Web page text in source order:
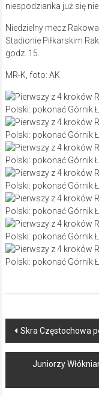
niespodzianka już się nie
Niedzielny mecz
Stadionie Piłkarskim
godz. 15.
MR-K, foto: AK
Post
navigation
Skra Częstochowa
Juniorzy